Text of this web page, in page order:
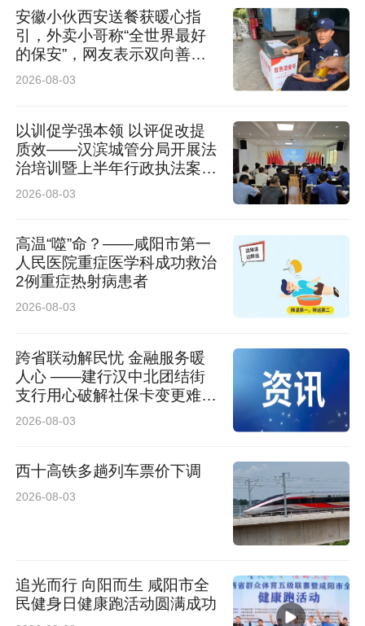
• 简单打卡表：记录每日运动、是否喝饮料、零
食次数，贴在客厅。
• 奖励机制：不用食物奖励，用游玩、绘本、玩
3. 全家统一战线（决定成败）
孩子饿”。
• 全家一起健康饮食、一起运动，孩子不会觉
4. 心态调整：接受“慢减重”
儿童减重周期以月为单位，1～2个月看到体型、
虑。每周固定晨起空腹称1次即可，不要每天称
重。
• 把“你太胖了”换成：我们一起吃得更健康、多出
安徽小伙西安送餐获暖心指
引，外卖小哥称“全世界最好
的保安”，网友表示双向善意
温暖相逢
2026-08-03
以训促学强本领 以评促改提
质效——汉滨城管分局开展法
治培训暨上半年行政执法案卷
评查工作
2026-08-03
高温“噬”命？——咸阳市第一
人民医院重症医学科成功救治
2例重症热射病患者
2026-08-03
跨省联动解民忧 金融服务暖
人心 ——建行汉中北团结街
支行用心破解社保卡变更难题
获客户锦旗致谢
2026-08-03
西十高铁多趟列车票价下调
2026-08-03
追光而行 向阳而生 咸阳市全
民健身日健康跑活动圆满成功